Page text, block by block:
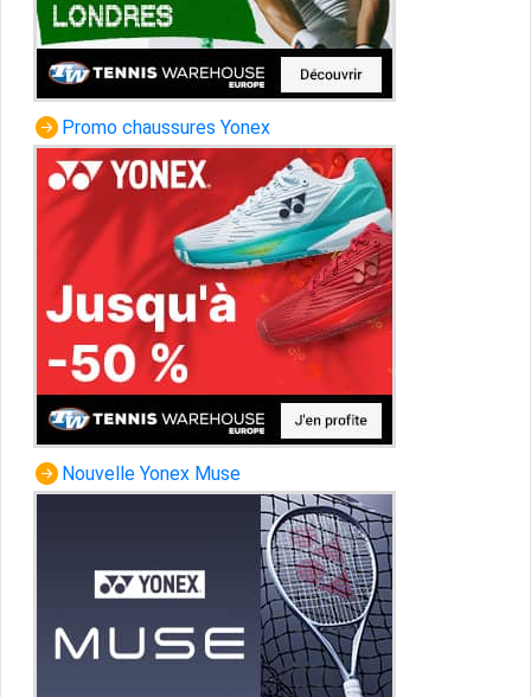
Promo chaussures Yonex
Nouvelle Yonex Muse